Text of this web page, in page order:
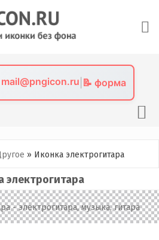
📝 форма
» Иконка электрогитара
электрогитара